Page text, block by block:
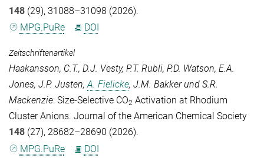
148 (29), 31088–31098 (2026).
MPG.PuRe
DOI
Zeitschriftenartikel
Haakansson, C.T., D.J. Vesty, P.T. Rubli, P.D. Watson, E.A.
Jones, J.P. Justen,A. Fielicke, J.M. Bakkerund S.R.
Mackenzie: Size-Selective CO2 Activation at Rhodium
Cluster Anions. Journal of the American Chemical Society
148 (27), 28682–28690 (2026).
MPG.PuRe
DOI